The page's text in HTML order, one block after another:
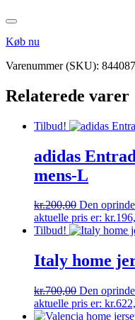
Køb nu
Varenummer (SKU):
Relaterede varer
Tilbud!
adidas
mens-L
kr.200,00 Den
aktuelle pris er:
Tilbud!
Italy home
kr.700,00 Den
aktuelle pris er: